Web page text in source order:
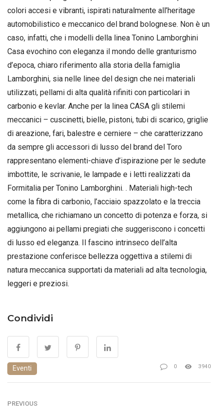
colori accesi e vibranti, ispirati naturalmente all’heritage
automobilistico e meccanico del brand bolognese. Non è un
caso, infatti, che i modelli della linea Tonino Lamborghini
Casa evochino con eleganza il mondo delle granturismo
d’epoca, chiaro riferimento alla storia della famiglia
Lamborghini, sia nelle linee del design che nei materiali
utilizzati, pellami di alta qualità rifiniti con particolari in
carbonio e kevlar. Anche per la linea CASA gli stilemi
meccanici – cuscinetti, bielle, pistoni, tubi di scarico, griglie
di areazione, fari, balestre e cerniere – che caratterizzano
da sempre gli accessori di lusso del brand del Toro
rappresentano elementi-chiave d’ispirazione per le sedute
imbottite, le scrivanie, le lampade e i letti realizzati da
Formitalia per Tonino Lamborghini. . Materiali high-tech
come la fibra di carbonio, l’acciaio spazzolato e la treccia
metallica, che richiamano un concetto di potenza e forza, si
aggiungono ai pellami pregiati che suggeriscono i concetti
di lusso ed eleganza. Il fascino intrinseco dell’alta
prestazione conferisce bellezza oggettiva a stilemi di
natura meccanica supportati da materiali ad alta tecnologia,
leggeri e preziosi.
Condividi
Eventi 0 3940
PREVIOUS